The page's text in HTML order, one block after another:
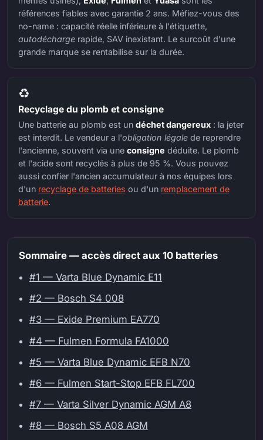
références fiables avec garantie 2 ans. Méfiez-vous des
no-name : capacité réelle inférieure à l'étiquette,
autodéchargerapide, SAV inexistant. Le surcoût d'une
grande marque se rentabilise sur la durée.
♻️
Recyclage du plomb et consigne
Une batterie au plomb est un déchet dangereux: la jeter
est interdit. Le vendeur a l'obligation légalede reprendre
l'ancienne, souvent via une consigne déduite. Le plomb
et l'acide sont recyclés à plus de 95 %. Vous pouvez
aussi confier l'ancien accumulateur à nos équipes lors
d'un recyclage de batteries ou d'un remplacement de
batterie.
Sommaire — accès direct aux 10 batteries
#1 — Varta Blue Dynamic E11
#2 — Bosch S4 008
#3 — Exide Premium EA770
#4 — Fulmen Formula FA1000
#5 — Varta Blue Dynamic EFB N70
#6 — Fulmen Start-Stop EFB FL700
#7 — Varta Silver Dynamic AGM A8
#8 — Bosch S5 A08 AGM